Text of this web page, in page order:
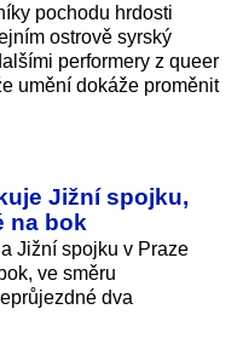
pochodu hrdosti
ostrově syrský
performery z queer
umění dokáže proměnit
Jižní spojku,
na bok
Jižní spojku v Praze
ve směru
dva